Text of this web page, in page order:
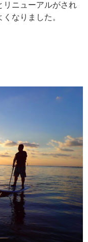
リニューアルがされ
なりました。